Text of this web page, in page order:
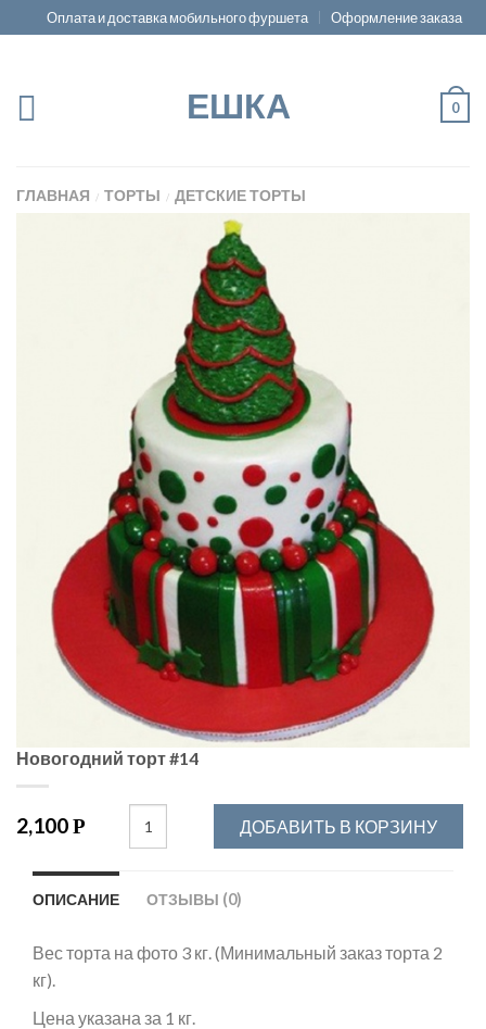
Оплата и доставка мобильного фуршета Оформление заказа
ЕШКА 0
ГЛАВНАЯ / ТОРТЫ / ДЕТСКИЕ ТОРТЫ
Новогодний торт #14
2,100Р ДОБАВИТЬ В КОРЗИНУ
ОПИСАНИЕ ОТЗЫВЫ (0)
Вес торта на фото 3 кг. (Минимальный заказ торта 2
кг).
Цена указана за 1 кг.